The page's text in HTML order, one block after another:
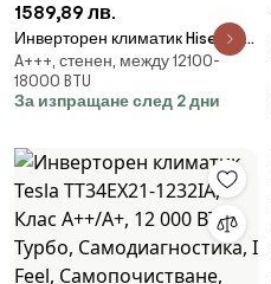
1589,89 лв.
Инверторен климатик Hisense
WINGS PRO KB50XS1E, 18000
BTU, 28 м2, A++, Wi-Fi, Гласово
управление, Витамин филтър
A+++, стенен, между 12100-
18000 BTU
За изпращане след 2 дни